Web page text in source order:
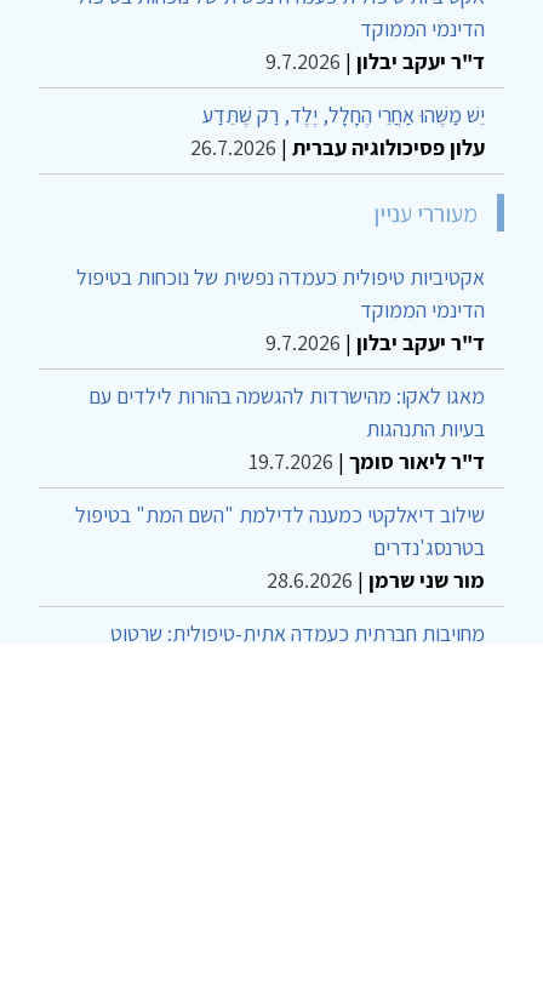
הדינמי הממוקד
ד"ר יעקב יבלון |
9.7.2026
יֵשׁ מַשֶּׁהוּ אַחֲרֵי הֶחָלָל, יֶלֶד, רַק שֶׁתֵּדַע
עלון פסיכולוגיה עברית |
26.7.2026
מעוררי עניין
אקטיביות טיפולית כעמדה נפשית של נוכחות בטיפול
הדינמי הממוקד
ד"ר יעקב יבלון |
9.7.2026
מאגו לאקו: מהישרדות להגשמה בהורות לילדים עם
בעיות התנהגות
ד"ר ליאור סומך |
19.7.2026
שילוב דיאלקטי כמענה לדילמת "השם המת" בטיפול
בטרנסג'נדרים
מור שני שרמן |
28.6.2026
מחויבות חברתית כעמדה אתית-טיפולית: שרטוט